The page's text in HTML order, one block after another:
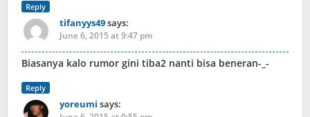
Reply
tifanyys49says:
June 6, 2015 at 9:47 pm
Biasanya kalo rumor gini tiba2 nanti bisa beneran-_-
Reply
yoreumi says: